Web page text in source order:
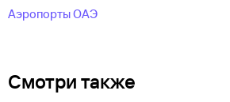
Аэропорты ОАЭ
Смотри также